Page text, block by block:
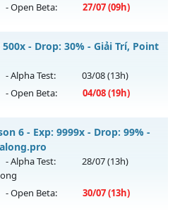
- Open Beta: 27/07(09h)
https://muhoalong.pro
máy chủ
vào 09h ngày
500x - Drop: 30% - Giải Trí, Point
- Alpha Test: 03/08(13h)
- Open Beta: 04/08(19h)
55k
máy chủ
6 - Exp: 9999x - Drop: 99% -
- Alpha Test: 28/07(13h)
- Open Beta: 30/07(13h)